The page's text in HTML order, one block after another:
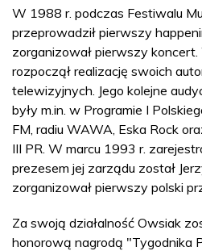
W 1988 r. podczas Festiwalu
przeprowadził pierwszy
zorganizował pierwszy
rozpoczął realizację swoich
telewizyjnych. Jego kolejne
były m.in. w Programie I
FM, radiu WAWA, Eska Rock
III PR. W marcu 1993 r.
prezesem jej zarządu został
zorganizował pierwszy polski
Za swoją działalność Owsiak
honorową nagrodą "Tygodnika